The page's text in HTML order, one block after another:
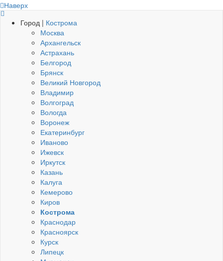
Наверх
Город | Кострома
Москва
Архангельск
Астрахань
Белгород
Брянск
Великий Новгород
Владимир
Волгоград
Вологда
Воронеж
Екатеринбург
Иваново
Ижевск
Иркутск
Казань
Калуга
Кемерово
Киров
Кострома
Краснодар
Красноярск
Курск
Липецк